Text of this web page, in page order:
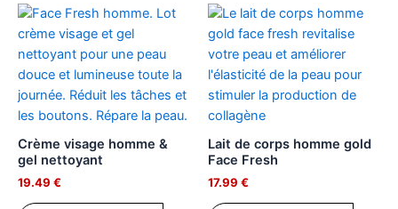
Crème visage homme &
gel nettoyant
19.49 €
Lait de corps homme gold
Face Fresh
17.99 €